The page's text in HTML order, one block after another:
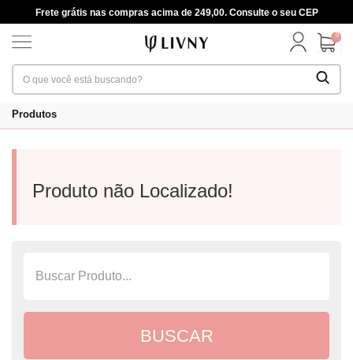
Frete grátis nas compras acima de 249,00. Consulte o seu CEP
0
Produtos
Produto não Localizado!